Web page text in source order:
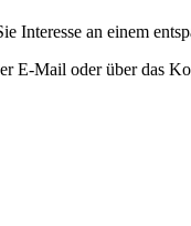
Interesse an einem
E-Mail oder über das